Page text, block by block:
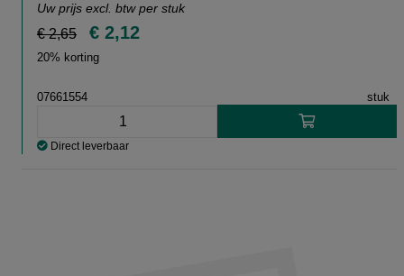
Uw prijs excl. btw per stuk
€ 2,65 € 2,12
20% korting
07661554 stuk
Direct leverbaar